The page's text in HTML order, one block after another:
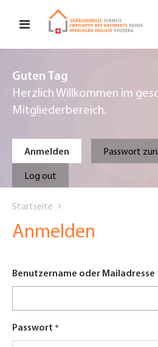
zum
Guten Tag
Herzlich Willkommen im
Mitgliederbereich.
Primary
tabs
Anmelden Passwort
Log out
are
here
Startseite
Anmelden
Benutzername oder Mailadresse
Passwort